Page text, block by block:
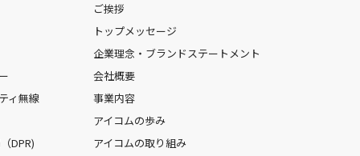
ィ無線
DPR)
ご挨拶
トップメッセージ
企業理念・ブランドステートメント
会社概要
事業内容
アイコムの歩み
アイコムの取り組み